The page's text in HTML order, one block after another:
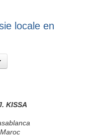
locale en
KISSA